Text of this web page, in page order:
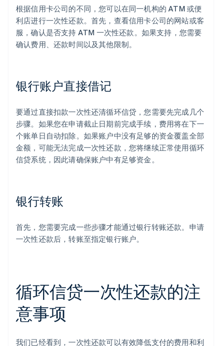
根据信用卡公司的不同，您可以在同一机构的 ATM 或便
利店进行一次性还款。首先，查看信用卡公司的网站或客
服，确认是否支持 ATM 一次性还款。如果支持，您需要
确认费用、还款时间以及其他限制。
银行账户直接借记
要通过直接扣款一次性还清循环信贷，您需要先完成几个
步骤。如果您在申请截止日期前完成手续，费用将在下一
个账单日自动扣除。如果账户中没有足够的资金覆盖全部
金额，可能无法完成一次性还款，您将继续正常使用循环
信贷系统，因此请确保账户中有足够资金。
银行转账
首先，您需要完成一些步骤才能通过银行转账还款。申请
一次性还款后，转账至指定银行账户。
循环信贷一次性还款的注
意事项
我们已经看到，一次性还款可以有效降低支付的费用和利